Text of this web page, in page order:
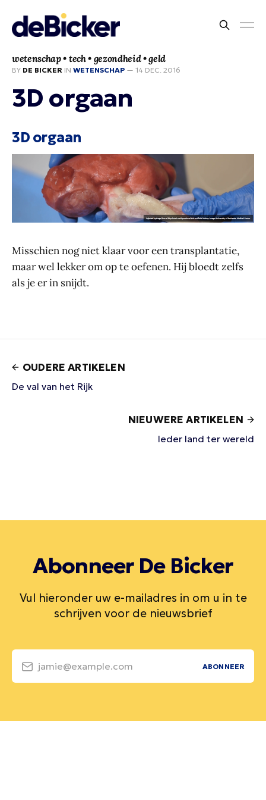
wetenschap • tech • gezondheid • geld
BY DE BICKER IN WETENSCHAP — 14 DEC. 2016
3D orgaan
3D orgaan
Misschien nog niet klaar voor een transplantatie,
maar wel lekker om op te oefenen. Hij bloedt zelfs
als je er in snijdt.
OUDERE ARTIKELEN
De val van het Rijk
NIEUWERE ARTIKELEN
Ieder land ter wereld
Abonneer De Bicker
Vul hieronder uw e-mailadres in om u in te
schrijven voor de nieuwsbrief
jamie@example.com ABONNEER